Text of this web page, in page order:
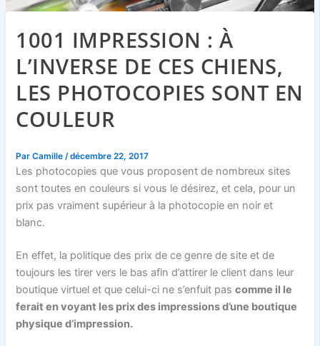
1001 IMPRESSION : À
L’INVERSE DE CES CHIENS,
LES PHOTOCOPIES SONT EN
COULEUR
ParCamille/décembre 22, 2017
Les photocopies que vous proposent de nombreux sites
sont toutes en couleurs si vous le désirez, et cela, pour un
prix pas vraiment supérieur à la photocopie en noir et
blanc.
En effet, la politique des prix de ce genre de site et de
toujours les tirer vers le bas afin d’attirer le client dans leur
boutique virtuel et que celui-ci ne s’enfuit pascomme il le
ferait en voyant les prix des impressions d’une boutique
physique d’impression.